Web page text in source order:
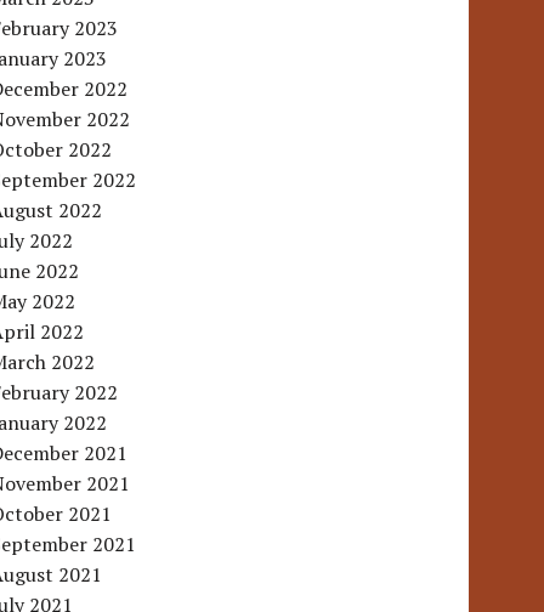
2023
2023
2022
2022
2022
2022
2022
2022
2022
2022
2022
2022
2022
2022
2021
2021
2021
2021
2021
2021